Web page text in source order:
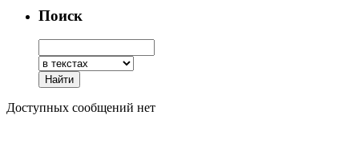
Поиск
Доступных сообщений нет